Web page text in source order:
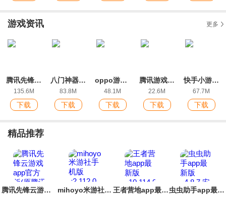
游戏资讯 更多
腾讯先锋云游戏app官方版(原腾讯先游)
135.6M
下载
八门神器最好用的版本
83.8M
下载
oppo游戏中心客户端
48.1M
下载
腾讯游戏社区官方版(闪现一下)
22.6M
下载
快手小游戏2026最新版本
67.7M
下载
精品推荐
腾讯先锋云游戏app官方版(原腾讯先游) mihoyo米游社手机版 王者营地app最新版 虫虫助手app最新版